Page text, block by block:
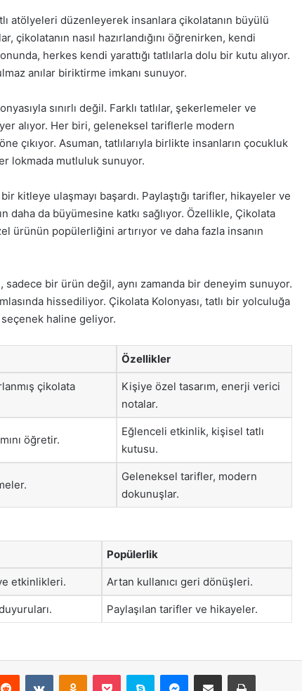
atölyeleri düzenleyerek insanlara çikolatanın büyülü
çikolatanın nasıl hazırlandığını öğrenirken, kendi
herkes kendi yarattığı tatlılarla dolu bir kutu alıyor.
anılar biriktirme imkanı sunuyor.
sınırlı değil. Farklı tatlılar, şekerlemeler ve
alıyor. Her biri, geleneksel tariflerle modern
çıkıyor. Asuman, tatlılarıyla birlikte insanların çocukluk
lokmada mutluluk sunuyor.
kitleye ulaşmayı başardı. Paylaştığı tarifler, hikayeler ve
daha da büyümesine katkı sağlıyor. Özellikle, Çikolata
ürünün popülerliğini artırıyor ve daha fazla insanın
sadece bir ürün değil, aynı zamanda bir deneyim sunuyor.
hissediliyor. Çikolata Kolonyası, tatlı bir yolculuğa
haline geliyor.
Özellikler
çikolata
Kişiye özel tasarım, enerji verici
notalar.
öğretir.
Eğlenceli etkinlik, kişisel tatlı
kutusu.
Geleneksel tarifler, modern
dokunuşlar.
Popülerlik
etkinlikleri. Artan kullanıcı geri dönüşleri.
Paylaşılan tarifler ve hikayeler.
Reddit VKontakteOdnoklassniki
Pocket Skype Messenger
E-Posta ile paylaş Yazdır